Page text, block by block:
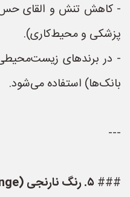
- کاهش تنش و القای حس
پزشکی و محیط‌کاری).
بانک‌ها) استفاده می‌شود.
---
### ۵. رنگ نارنجی (Orange)